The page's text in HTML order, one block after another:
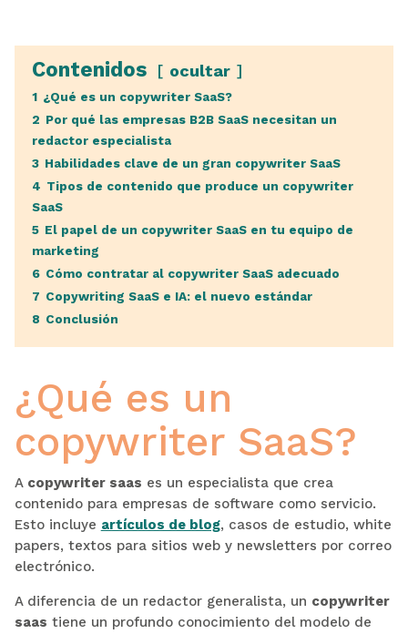
Contenidos ocultar
1 ¿Qué es un copywriter SaaS?
2 Por qué las empresas B2B SaaS necesitan un
redactor especialista
3 Habilidades clave de un gran copywriter SaaS
4 Tipos de contenido que produce un copywriter
SaaS
5 El papel de un copywriter SaaS en tu equipo de
marketing
6 Cómo contratar al copywriter SaaS adecuado
7 Copywriting SaaS e IA: el nuevo estándar
8 Conclusión
¿Qué es un
copywriter SaaS?
A copywriter saas es un especialista que crea
contenido para empresas de software como servicio.
Esto incluye artículos de blog, casos de estudio, white
papers, textos para sitios web y newsletters por correo
electrónico.
A diferencia de un redactor generalista, un copywriter
saas tiene un profundo conocimiento del modelo de